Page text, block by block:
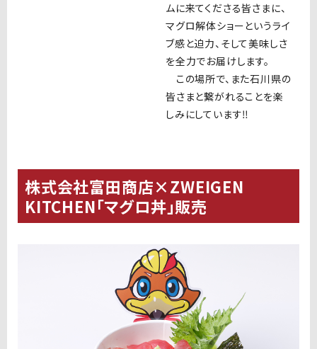
ムに来てくださる皆さまに、
マグロ解体ショーというライ
ブ感と迫力、そして美味しさ
を全力でお届けします。
この場所で、また石川県の
皆さまと繋がれることを楽
しみにしています‼︎
株式会社富田商店×ZWEIGEN
KITCHEN「マグロ丼」販売